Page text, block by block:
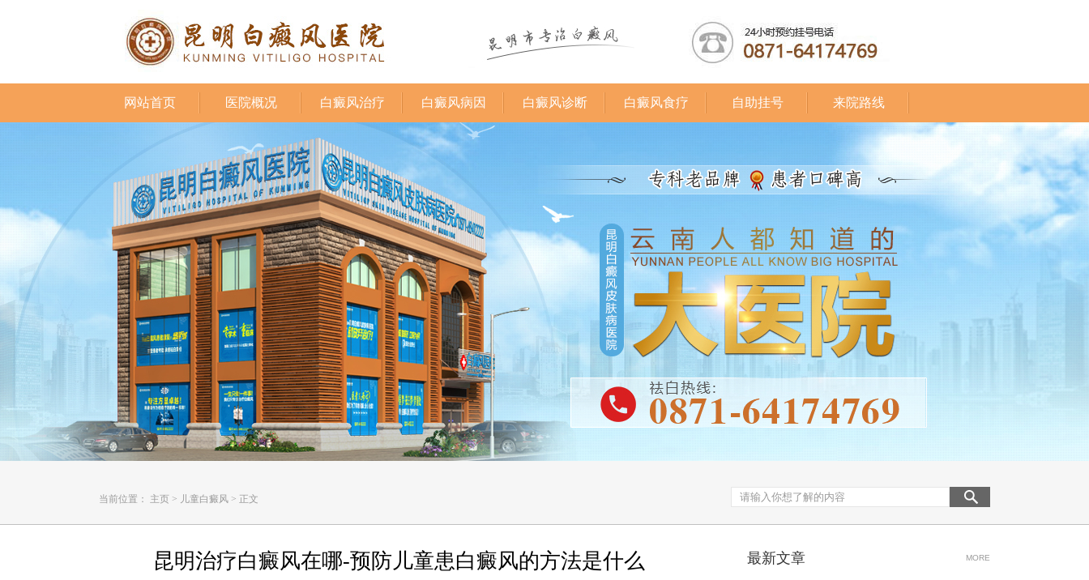
网站首页 医院概况 白癜风治疗 白癜风病因 白癜风诊断 白癜风食疗 自助挂号 来院路线
当前位置： 主页 > 儿童白癜风 > 正文
昆明治疗白癜风在哪-预防儿童患白癜风的方法是什么 最新文章 MORE